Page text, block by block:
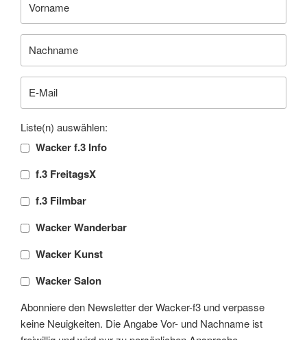
Liste(n) auswählen:
Wacker f.3 Info
f.3 FreitagsX
f.3 Filmbar
Wacker Wanderbar
Wacker Kunst
Wacker Salon
Abonniere den Newsletter der Wacker-f3 und verpasse
keine Neuigkeiten. Die Angabe Vor- und Nachname ist